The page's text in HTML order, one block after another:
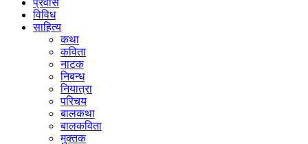
प्रवास
विविध
साहित्य
कथा
कविता
नाटक
निबन्ध
नियात्रा
परिचय
बालकथा
बालकविता
मुक्तक